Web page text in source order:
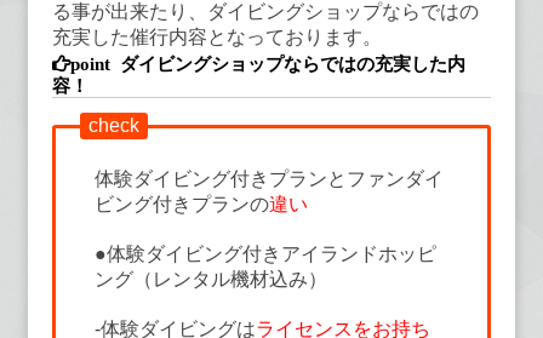
る事が出来たり、ダイビングショップならではの
充実した催行内容となっております。
ダイビングショップならではの充実した内
容！
check
体験ダイビング付きプランとファンダイ
ビング付きプランの違い
●体験ダイビング付きアイランドホッピ
ング（レンタル機材込み）
-体験ダイビングはライセンスをお持ち